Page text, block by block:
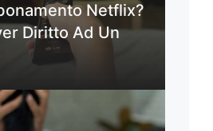
Netflix?
Diritto Ad Un